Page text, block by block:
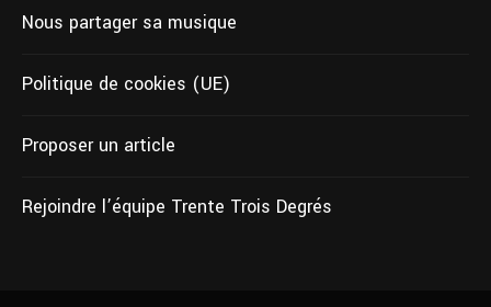
Nous partager sa musique
Politique de cookies (UE)
Proposer un article
Rejoindre l’équipe Trente Trois Degrés